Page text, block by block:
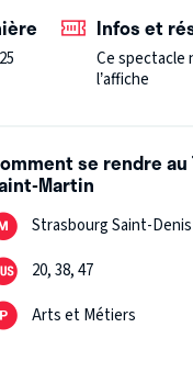
Infos et
Ce spectacle
l’affiche
se rendre
Martin
Strasbourg Saint-Denis
20, 38, 47
Arts et Métiers